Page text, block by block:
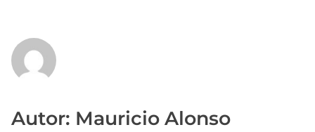
Autor: Mauricio Alonso